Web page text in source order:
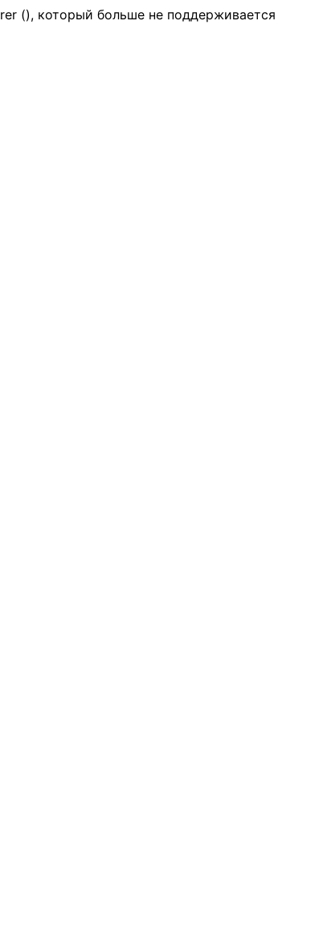
(), который больше не поддерживается